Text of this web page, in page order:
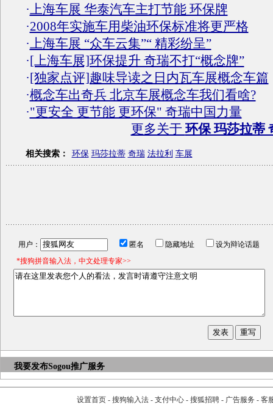
·上海车展 华泰汽车主打节能 环保牌
·2008年实施车用柴油环保标准将更严格
·上海车展 “众车云集”“ 精彩纷呈”
·[上海车展]环保提升 奇瑞不打“概念牌”
·[独家点评]趣味导读之日内瓦车展概念车篇
·概念车出奇兵 北京车展概念车我们看啥?
·"更安全 更节能 更环保" 奇瑞中国力量
更多关于环保 玛莎拉蒂
相关搜索： 环保 玛莎拉蒂 奇瑞 法拉利 车展
用户： 匿名 隐藏地址
设为辩论话题
*搜狗拼音输入法，中文处理专家>>
我要发布Sogou推广服务
设置首页- 搜狗输入法- 支付中心- 搜狐招聘- 广告服务 - 客